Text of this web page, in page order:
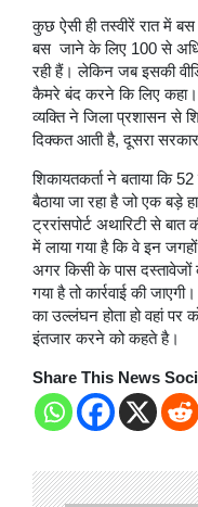
कुछ ऐसी ही तस्वीरें रात में
बस जाने के लिए 100 से
रही हैं। लेकिन जब इसकी
कैमरे बंद करने कि लिए
व्यक्ति ने जिला प्रशासन से
दिक्कत आती है, दूसरा
शिकायतकर्ता ने बताया कि
बैठाया जा रहा है जो एक बड़े
ट्ररांसपोर्ट अथारिटी से बात
में लाया गया है कि वे इन
अगर किसी के पास दस्तावेजों
गया है तो कार्रवाई की
का उल्लंघन होता हो वहां पर
इंतजार करने को कहते है।
Share This News